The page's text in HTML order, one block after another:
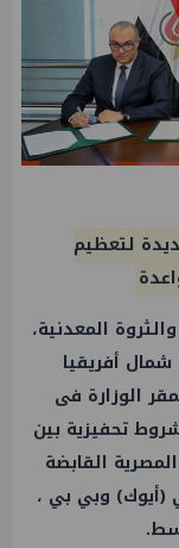
لتعظيم
المعدنية،
أفريقيا
الوزارة فى
تحفيزية بين
القابضة
(أيوك) وبي بي ،